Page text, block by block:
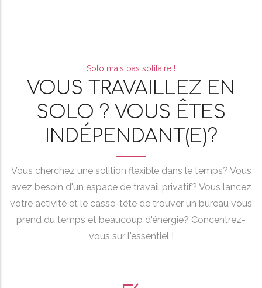
Solo mais pas solitaire !
VOUS TRAVAILLEZ EN
SOLO ? VOUS ÊTES
INDÉPENDANT(E)?
Vous cherchez une solition flexible dans le temps? Vous
avez besoin d'un espace de travail privatif? Vous lancez
votre activité et le casse-tête de trouver un bureau vous
prend du temps et beaucoup d'énergie? Concentrez-
vous sur l'essentiel !